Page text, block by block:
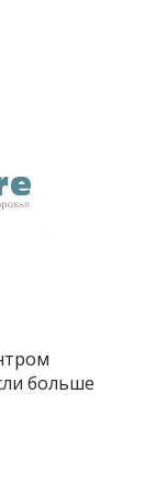
больше